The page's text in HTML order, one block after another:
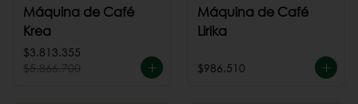
Máquina de Café
Krea
$3.813.355
$5.866.700
Máquina de Café
Lirika
$986.510